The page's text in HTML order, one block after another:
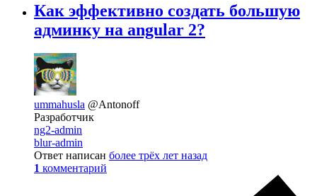
Как эффективно создать большую
админку на angular 2?
ummahusla @Antonoff
Разработчик
ng2-admin
blur-admin
Ответ написан более трёх лет назад
1 комментарий